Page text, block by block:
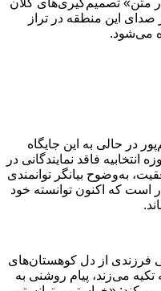
متن» تصمیم‌گیری‌های کلان
این منطقه در تراز
می‌شود.
در حالی به این جایگاه
فاقد نمایندگانی در
به‌وضوح بیانگر توانمندی
است که اکنون توانسته خود
فرزندی از دل کوهستان‌های
می‌زند، پیام روشنی به